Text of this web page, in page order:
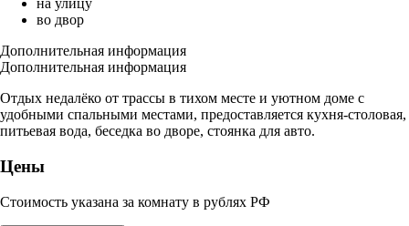
на улицу
во двор
Дополнительная информация
Дополнительная информация
Отдых недалёко от трассы в тихом месте и уютном доме с
удобными спальными местами, предоставляется кухня-столовая,
питьевая вода, беседка во дворе, стоянка для авто.
Цены
Стоимость указана за комнату в рублях РФ